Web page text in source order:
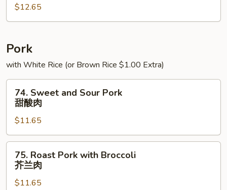
Flavor
陈
鸡
$12.65
Pork
with White Rice (or Brown Rice $1.00 Extra)
Sweet
and
Sour
Pork
甜
74. Sweet and Sour Pork
甜酸肉
$11.65
Roast
Pork
with
75. Roast Pork with Broccoli
芥兰肉
$11.65